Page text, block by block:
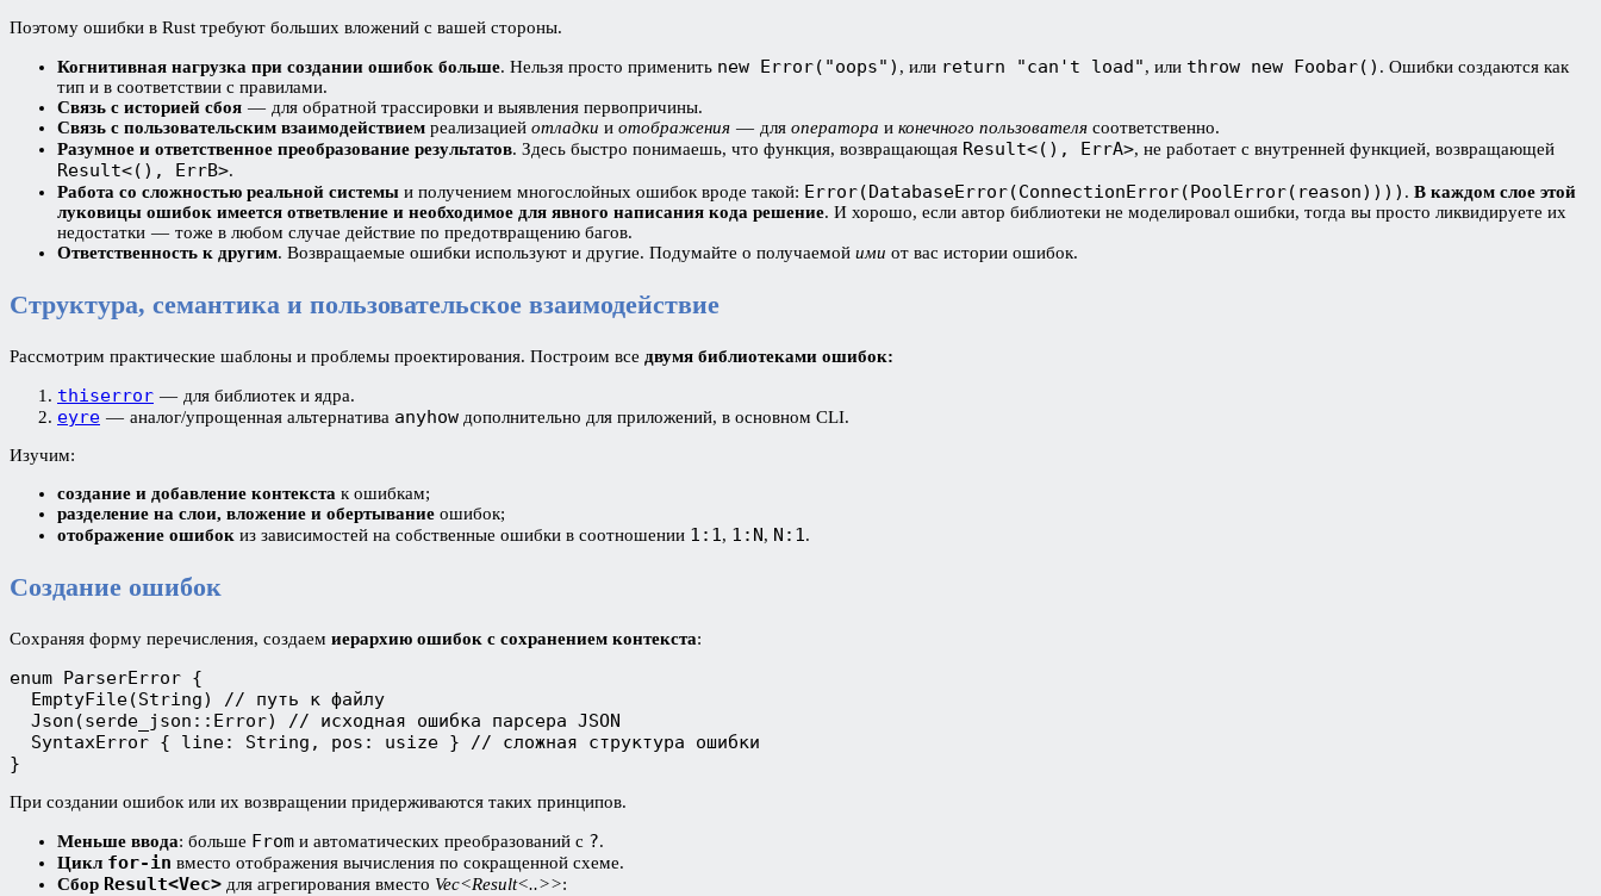
Поэтому ошибки в Rust требуют больших вложений с вашей стороны.
Когнитивная нагрузка при создании ошибок больше. Нельзя просто применить new Error("oops") , или return "can't load", или throw new Foobar() . Ошибки создаются как
тип и в соответствии с правилами.
Связь с историей сбоя — для обратной трассировки и выявления первопричины.
Связь с пользовательским взаимодействием реализацией отладки и отображения — для оператора и конечного пользователя соответственно.
Разумное и ответственное преобразование результатов. Здесь быстро понимаешь, что функция, возвращающая Result<(), ErrA>, не работает с внутренней функцией, возвращающей
Result<(), ErrB>.
Работа со сложностью реальной системы и получением многослойных ошибок вроде такой: Error(DatabaseError(ConnectionError(PoolError(reason)))) . В каждом слое этой
луковицы ошибок имеется ответвление и необходимое для явного написания кода решение. И хорошо, если автор библиотеки не моделировал ошибки, тогда вы просто ликвидируете их
недостатки — тоже в любом случае действие по предотвращению багов.
Ответственность к другим. Возвращаемые ошибки используют и другие. Подумайте о получаемой ими от вас истории ошибок.
Структура, семантика и пользовательское взаимодействие
Рассмотрим практические шаблоны и проблемы проектирования. Построим все двумя библиотеками ошибок:
thiserror — для библиотек и ядра.
eyre — аналог/упрощенная альтернатива anyhow дополнительно для приложений, в основном CLI.
Изучим:
создание и добавление контекста к ошибкам;
разделение на слои, вложение и обертывание ошибок;
отображение ошибок из зависимостей на собственные ошибки в соотношении 1:1, 1:N, N:1.
Создание ошибок
Сохраняя форму перечисления, создаем иерархию ошибок с сохранением контекста:
enum ParserError {
  EmptyFile(String) // путь к файлу
  Json(serde_json::Error) // исходная ошибка парсера JSON
  SyntaxError { line: String, pos: usize } // сложная структура ошибки
}
При создании ошибок или их возвращении придерживаются таких принципов.
Меньше ввода: больше From и автоматических преобразований с ?.
Цикл for-in вместо отображения вычисления по сокращенной схеме.
Сбор Result<Vec> для агрегирования вместо Vec<Result<..>>: